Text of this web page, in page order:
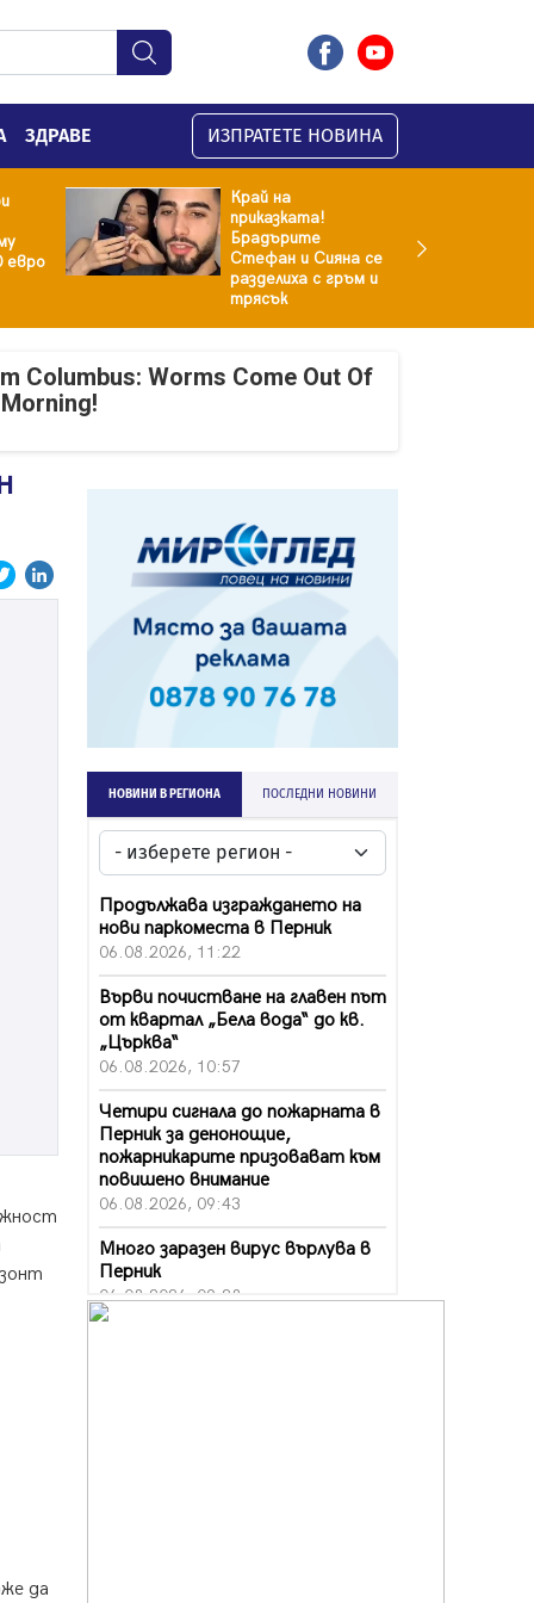
ЗДРАВЕ ИЗПРАТЕТЕ НОВИНА
евро
Край на
приказката!
Брадърите
Стефан и Сияна се
разделиха с гръм и
трясък
Columbus: Worms Come Out Of
да
НОВИНИ В РЕГИОНА ПОСЛЕДНИ НОВИНИ
Продължава изграждането на
нови паркоместа в Перник
06.08.2026, 11:22
Върви почистване на главен път
от квартал „Бела вода“ до кв.
„Църква“
06.08.2026, 10:57
Четири сигнала до пожарната в
Перник за денонощие,
пожарникарите призовават към
повишено внимание
06.08.2026, 09:43
Много заразен вирус върлува в
Перник
06.08.2026, 09:28